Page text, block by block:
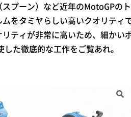
プーン）など近年のMotoGPの
をタミヤらしい高いクオリティ
ティが非常に高いため、細かい
た徹底的な工作をご覧あれ。